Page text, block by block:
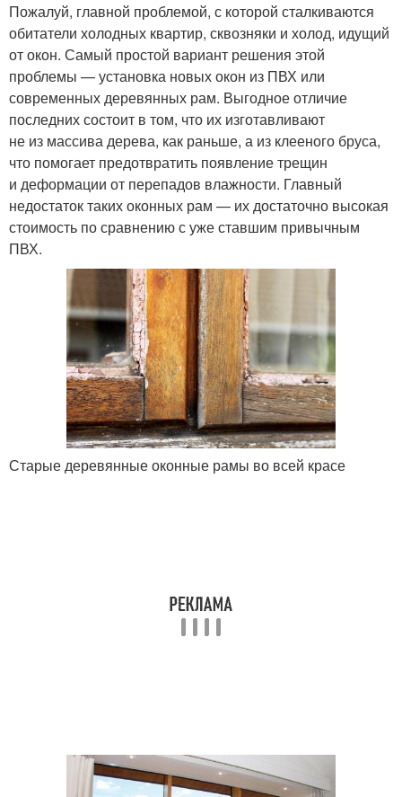
Пожалуй, главной проблемой, с которой сталкиваются
обитатели холодных квартир, сквозняки и холод, идущий
от окон. Самый простой вариант решения этой
проблемы — установка новых окон из ПВХ или
современных деревянных рам. Выгодное отличие
последних состоит в том, что их изготавливают
не из массива дерева, как раньше, а из клееного бруса,
что помогает предотвратить появление трещин
и деформации от перепадов влажности. Главный
недостаток таких оконных рам — их достаточно высокая
стоимость по сравнению с уже ставшим привычным
ПВХ.
Старые деревянные оконные рамы во всей красе